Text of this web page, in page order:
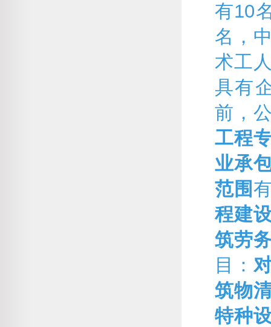
有10
名，
术工
具有
前，
工程
业承
范围
程建
筑劳
目：
筑物
特种